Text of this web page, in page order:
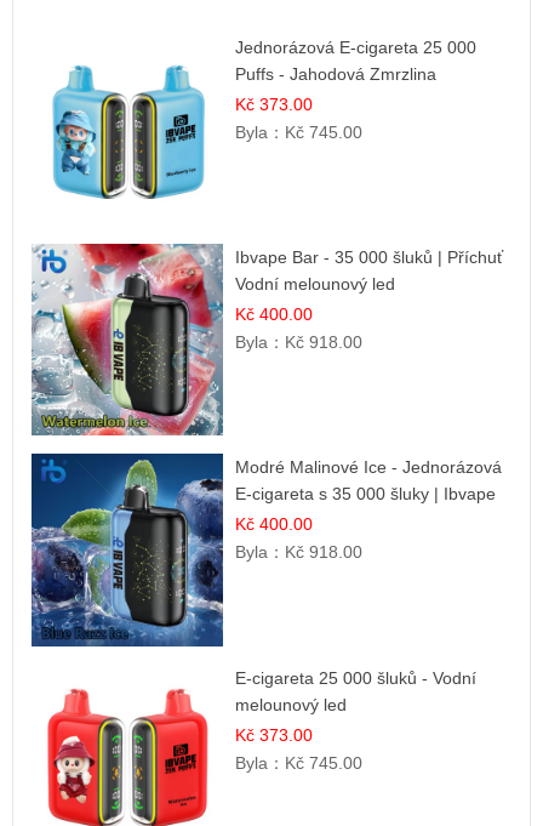
Jednorázová E-cigareta 25 000
Puffs - Jahodová Zmrzlina
Kč 373.00
Byla： Kč 745.00
Ibvape Bar - 35 000 šluků | Příchuť
Vodní melounový led
Kč 400.00
Byla： Kč 918.00
Modré Malinové Ice - Jednorázová
E-cigareta s 35 000 šluky | Ibvape
Kč 400.00
Byla： Kč 918.00
E-cigareta 25 000 šluků - Vodní
melounový led
Kč 373.00
Byla： Kč 745.00